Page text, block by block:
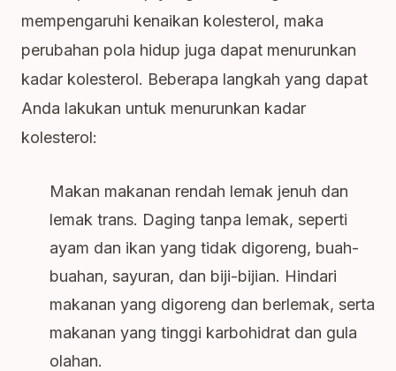
mempengaruhi kenaikan kolesterol, maka
perubahan pola hidup juga dapat menurunkan
kadar kolesterol. Beberapa langkah yang dapat
Anda lakukan untuk menurunkan kadar
kolesterol:
Makan makanan rendah lemak jenuh dan
lemak trans. Daging tanpa lemak, seperti
ayam dan ikan yang tidak digoreng, buah-
buahan, sayuran, dan biji-bijian. Hindari
makanan yang digoreng dan berlemak, serta
makanan yang tinggi karbohidrat dan gula
olahan.